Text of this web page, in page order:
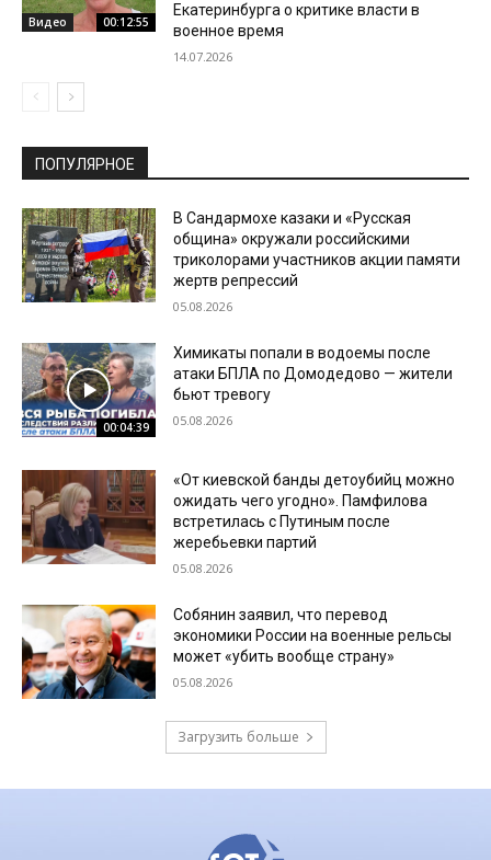
Видео 00:12:55
Екатеринбурга о критике власти в
военное время
14.07.2026
ПОПУЛЯРНОЕ
В Сандармохе казаки и «Русская
община» окружали российскими
триколорами участников акции памяти
жертв репрессий
05.08.2026
00:04:39
Химикаты попали в водоемы после
атаки БПЛА по Домодедово — жители
бьют тревогу
05.08.2026
«От киевской банды детоубийц можно
ожидать чего угодно». Памфилова
встретилась с Путиным после
жеребьевки партий
05.08.2026
Собянин заявил, что перевод
экономики России на военные рельсы
может «убить вообще страну»
05.08.2026
Загрузить больше